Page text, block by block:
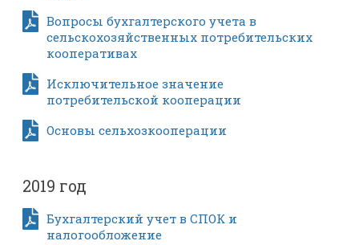
Вопросы бухгалтерского учета в
сельскохозяйственных потребительских
кооперативах
Исключительное значение
потребительской кооперации
Основы сельхозкооперации
2019 год
Бухгалтерский учет в СПОК и
налогообложение